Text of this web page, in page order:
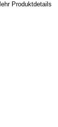
Produktdetails